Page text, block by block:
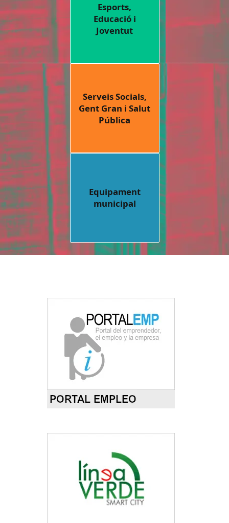
Esports,
Educació i
Joventut
Serveis Socials,
Gent Gran i Salut
Pública
Equipament
municipal